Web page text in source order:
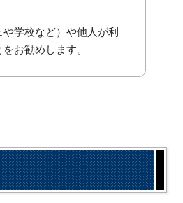
学校など）や他人が利
お勧めします。